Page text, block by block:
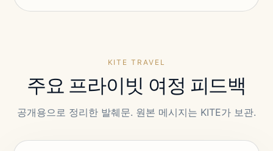
KITE TRAVEL
주요 프라이빗 여정 피드백
공개용으로 정리한 발췌문. 원본 메시지는 KITE가 보관.